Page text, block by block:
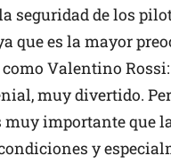
seguridad de los
que es la mayor
Valentino
muy divertido.
muy importante que
y